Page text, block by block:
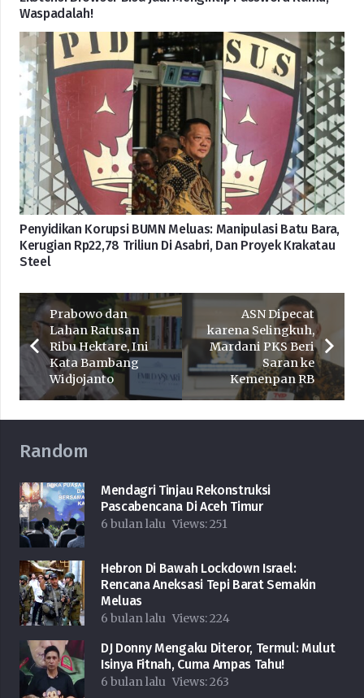
Waspadalah!
Penyidikan Korupsi BUMN Meluas: Manipulasi Batu Bara,
Kerugian Rp22,78 Triliun Di Asabri, Dan Proyek Krakatau
Steel
Prabowo dan
Lahan Ratusan
Ribu Hektare, Ini
Kata Bambang
Widjojanto
ASN Dipecat
karena Selingkuh,
Mardani PKS Beri
Saran ke
Kemenpan RB
Random
Mendagri Tinjau Rekonstruksi
Pascabencana Di Aceh Timur
6 bulan lalu Views:251
Hebron Di Bawah Lockdown Israel:
Rencana Aneksasi Tepi Barat Semakin
Meluas
6 bulan lalu Views:224
DJ Donny Mengaku Diteror, Termul: Mulut
Isinya Fitnah, Cuma Ampas Tahu!
6 bulan lalu Views:263